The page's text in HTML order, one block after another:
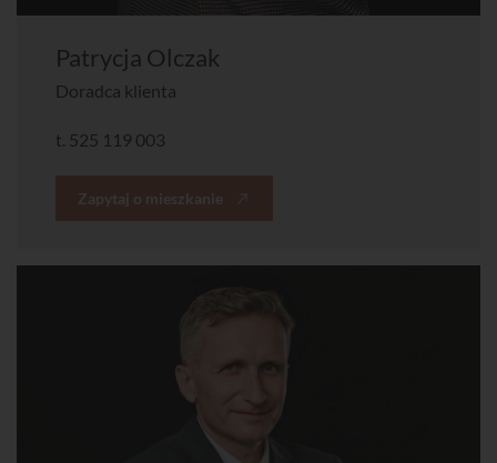
Patrycja Olczak
Doradca klienta
t. 525 119 003
Zapytaj o mieszkanie